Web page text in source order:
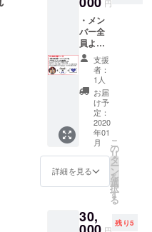
レインボー
タウンFM
88.5chにて
ラジオ番組
ジックハウ
ス」の
メインパー
ソナリティ
に
NZが抜擢さ
れたりと、
名前を
ご記入
下さ
い。(10
文字以
内本名
可)掲載
を希望
しない
場合は
『記載
なし』
と記入
くださ
い。特
は
CAMPF
声メッ
セージ
トラッ
ク
（CD-R
仕様
DEMO
版) ・今
回のCD
の盤面
SPECIA
LTHAN
KSに、
あなた
支援時
に備考
円
・メン
バー全
員より
貴方だ
けへの
直筆の
お礼の
手紙 ・
今回の
クラウ
ドファ
ンディ
ングで
制作し
た楽曲
各メ
よりお
礼の音
支援
者：
1人
お届
け予
定：
2020
年01
月
詳細を見る
こ
の
リ
タ
ー
ン
を
選
択
す
る
30,
円
残り5